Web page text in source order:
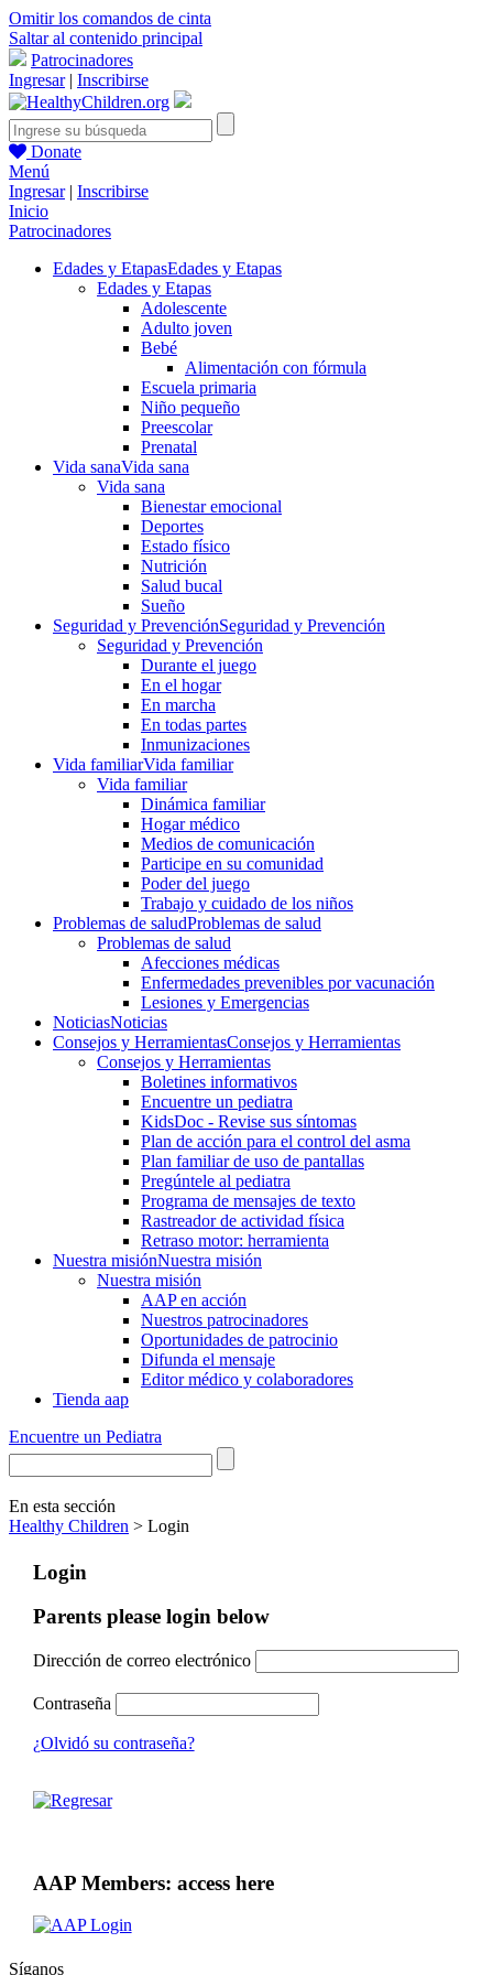
Omitir los comandos de cinta
Saltar al contenido principal
Patrocinadores
Ingresar| Inscribirse
Donate
Menú
Ingresar| Inscribirse
Inicio
Patrocinadores
Edades y EtapasEdades y Etapas
Edades y Etapas
Adolescente
Adulto joven
Bebé
Alimentación con fórmula
Escuela primaria
Niño pequeño
Preescolar
Prenatal
Vida sanaVida sana
Vida sana
Bienestar emocional
Deportes
Estado físico
Nutrición
Salud bucal
Sueño
Seguridad y PrevenciónSeguridad y Prevención
Seguridad y Prevención
Durante el juego
En el hogar
En marcha
En todas partes
Inmunizaciones
Vida familiarVida familiar
Vida familiar
Dinámica familiar
Hogar médico
Medios de comunicación
Participe en su comunidad
Poder del juego
Trabajo y cuidado de los niños
Problemas de saludProblemas de salud
Problemas de salud
Afecciones médicas
Enfermedades prevenibles por vacunación
Lesiones y Emergencias
NoticiasNoticias
Consejos y HerramientasConsejos y Herramientas
Consejos y Herramientas
Boletines informativos
Encuentre un pediatra
KidsDoc - Revise sus síntomas
Plan de acción para el control del asma
Plan familiar de uso de pantallas
Pregúntele al pediatra
Programa de mensajes de texto
Rastre​​ador de activida​d física
Retraso motor: herramienta
Nuestra misiónNuestra misión
Nuestra misión
AAP en acción
Nuestros patrocinadores
Oportunidades de patrocinio
Difunda el mensaje
Editor médico y colaboradores
Tienda aap
Encuentre un Pediatra
En esta sección
Healthy Children > Login
Login
Parents please login below
Dirección de correo electrónico
Contraseña
¿Olvidó su contraseña?
AAP Members: access here
Síganos